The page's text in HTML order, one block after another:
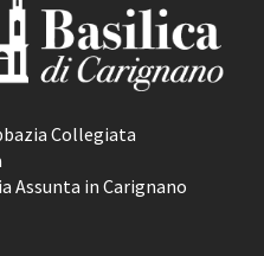
Collegiata
Assunta in Carignano